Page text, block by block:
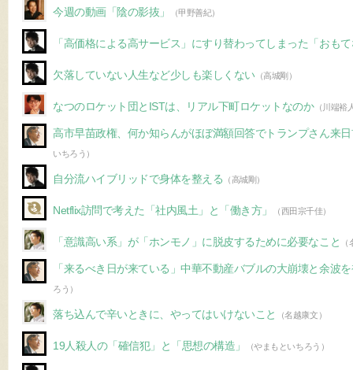
今週の動画「陰の影抜」 （甲野善紀）
「高価格による高サービス」にすり替わってしまった「おも
欠落していない人生など少しも楽しくない （高城剛）
なつのロケット団とISTは、リアル下町ロケットなのか（川端裕
高市早苗政権、何か知らんがほぼ満額回答でトランプさん来
いちろう）
自分流ハイブリッドで身体を整える （高城剛）
Netflix訪問で考えた「社内風土」と「働き方」 （西田宗千佳）
「意識高い系」が「ホンモノ」に脱皮するために必要なこと
「来るべき日が来ている」中華不動産バブルの大崩壊と余波
ろう）
落ち込んで辛いときに、やってはいけないこと （名越康文）
19人殺人の「確信犯」と「思想の構造」 （やまもといちろう）